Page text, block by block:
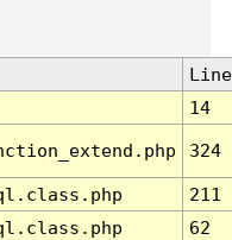
Line
14
324
211
62